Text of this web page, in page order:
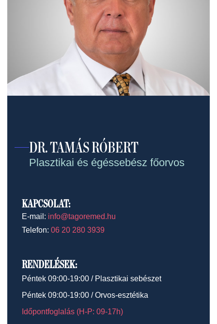
DR. TAMÁS RÓBERT
Plasztikai és égéssebész főorvos
KAPCSOLAT:
E-mail: info@tagoremed.hu
Telefon: 06 20 280 3939
RENDELÉSEK:
Péntek 09:00-19:00 / Plasztikai sebészet
Péntek 09:00-19:00 / Orvos-esztétika
Időpontfoglalás (H-P: 09-17h)